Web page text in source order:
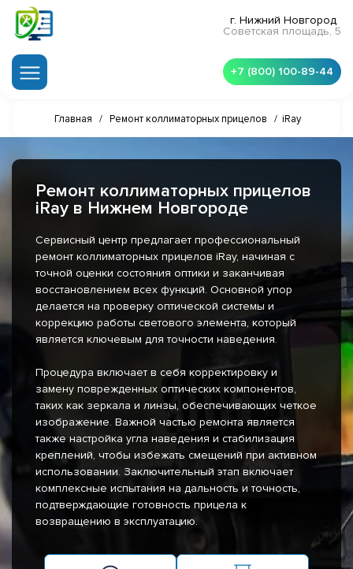
г. Нижний Новгород
Советская площадь, 5
+7 (800) 100-89-44
Главная / Ремонт коллиматорных прицелов / iRay
Ремонт коллиматорных прицелов
iRay в Нижнем Новгороде
Сервисный центр предлагает профессиональный
ремонт коллиматорных прицелов iRay, начиная с
точной оценки состояния оптики и заканчивая
восстановлением всех функций. Основной упор
делается на проверку оптической системы и
коррекцию работы светового элемента, который
является ключевым для точности наведения.
Процедура включает в себя корректировку и
замену поврежденных оптических компонентов,
таких как зеркала и линзы, обеспечивающих четкое
изображение. Важной частью ремонта является
также настройка угла наведения и стабилизация
креплений, чтобы избежать смещений при активном
использовании. Заключительный этап включает
комплексные испытания на дальность и точность,
подтверждающие готовность прицела к
возвращению в эксплуатацию.